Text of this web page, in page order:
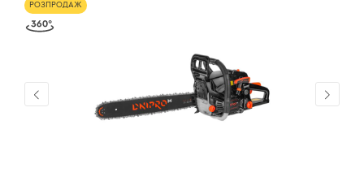
РОЗПРОДАЖ